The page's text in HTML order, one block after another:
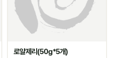
로얄제리(50g*5개)